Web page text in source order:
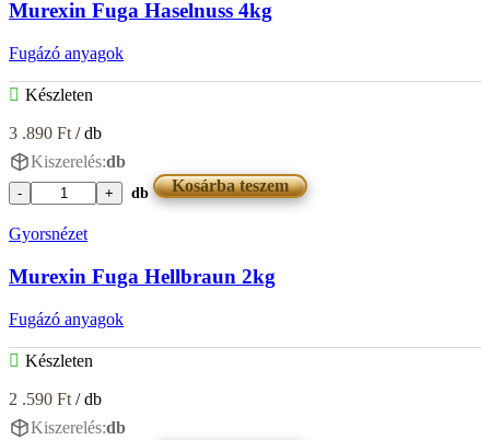
mennyiség
Murexin Fuga Haselnuss 4kg
Fugázó anyagok
Készleten
3 .890 Ft / db
Kiszerelés:db
Murexin
Haselnuss
mennyiség
db Kosárba teszem
Gyorsnézet
Murexin Fuga Hellbraun 2kg
Fugázó anyagok
Készleten
2 .590 Ft / db
Kiszerelés:db